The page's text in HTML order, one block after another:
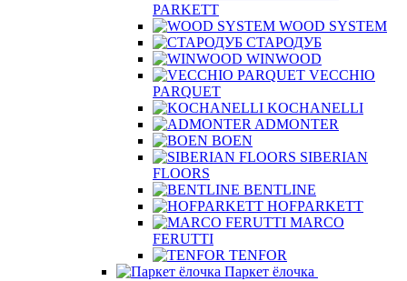
PARKETT
WOOD SYSTEM
СТАРОДУБ
WINWOOD
VECCHIO
PARQUET
KOCHANELLI
ADMONTER
BOEN
SIBERIAN
FLOORS
BENTLINE
HOFPARKETT
MARCO
FERUTTI
TENFOR
Паркет ёлочка